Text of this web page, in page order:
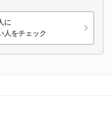
に
人をチェック